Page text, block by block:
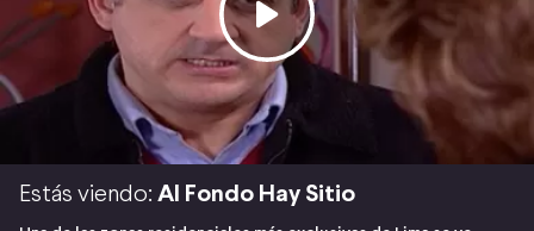
Estás viendo: Al Fondo Hay Sitio